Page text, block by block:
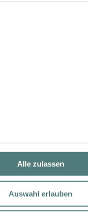
Alle zulassen
Auswahl erlauben